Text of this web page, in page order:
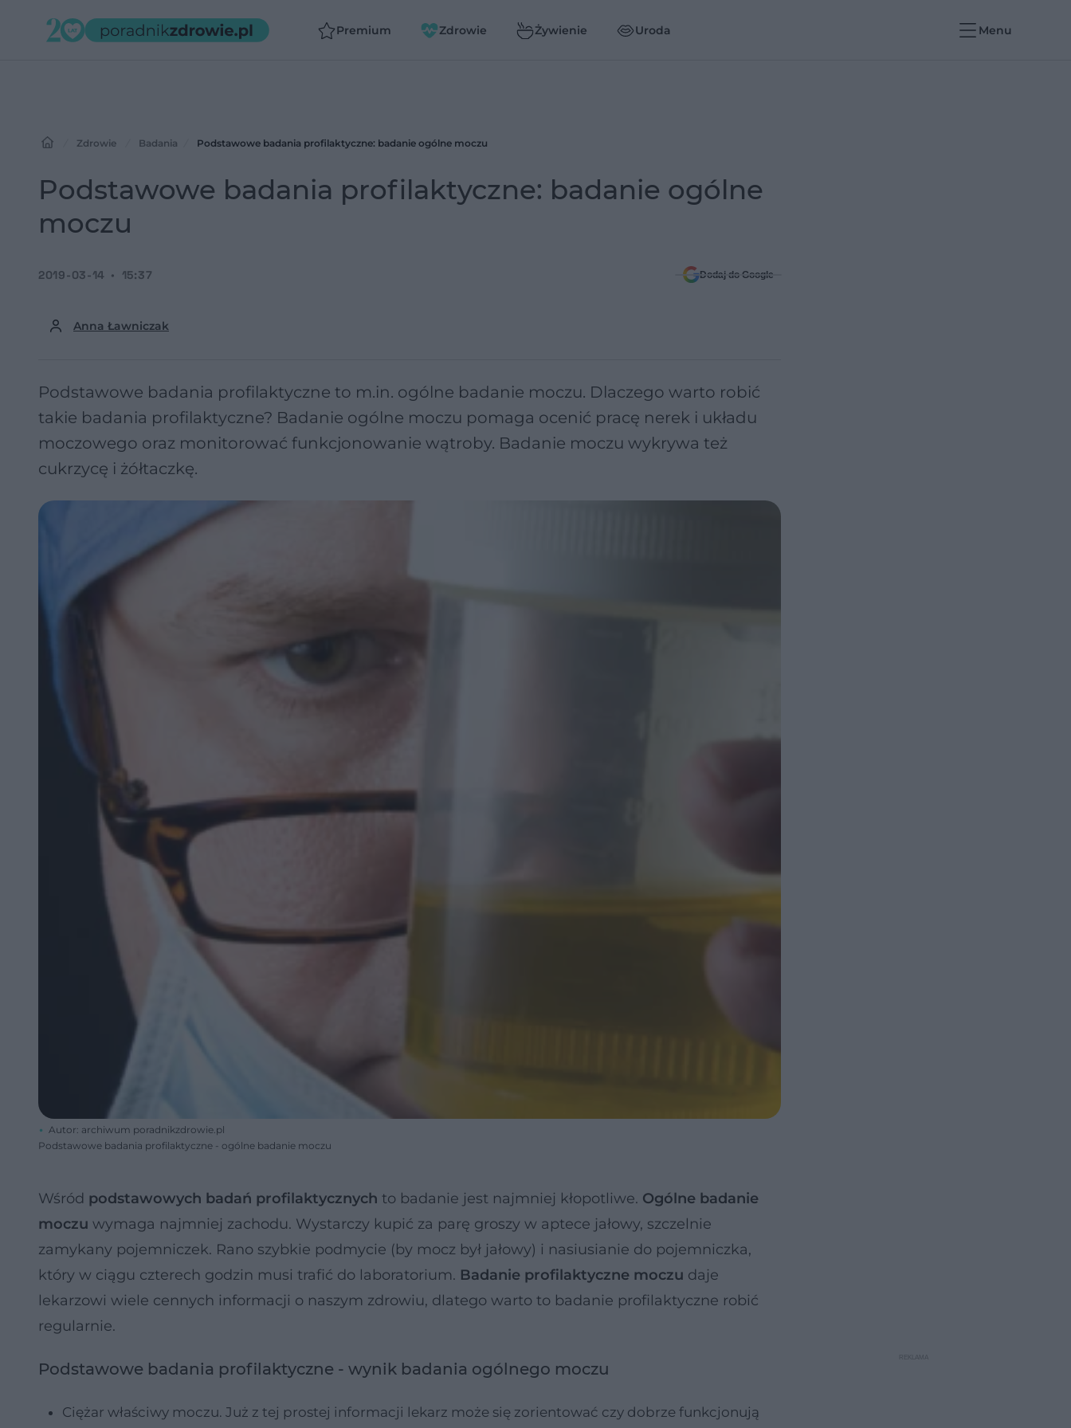
Premium Zdrowie Żywienie Uroda Menu
Zdrowie Badania Podstawowe badania profilaktyczne: badanie ogólne moczu
Podstawowe badania profilaktyczne: badanie ogólne
moczu
Anna Ławniczak
2019-03-14 15:37 Dodaj do Google
Podstawowe badania profilaktyczne to m.in. ogólne badanie moczu. Dlaczego warto robić
takie badania profilaktyczne? Badanie ogólne moczu pomaga ocenić pracę nerek i układu
moczowego oraz monitorować funkcjonowanie wątroby. Badanie moczu wykrywa też
cukrzycę i żółtaczkę.
Autor: archiwum poradnikzdrowie.pl
Podstawowe badania profilaktyczne - ogólne badanie moczu
Wśród podstawowych badań profilaktycznych to badanie jest najmniej kłopotliwe. Ogólne badanie
moczu wymaga najmniej zachodu. Wystarczy kupić za parę groszy w aptece jałowy, szczelnie
zamykany pojemniczek. Rano szybkie podmycie (by mocz był jałowy) i nasiusianie do pojemniczka,
który w ciągu czterech godzin musi trafić do laboratorium. Badanie profilaktyczne moczu daje
lekarzowi wiele cennych informacji o naszym zdrowiu, dlatego warto to badanie profilaktyczne robić
regularnie.
Podstawowe badania profilaktyczne - wynik badania ogólnego moczu
Ciężar właściwy moczu. Już z tej prostej informacji lekarz może się zorientować czy dobrze funkcjonują